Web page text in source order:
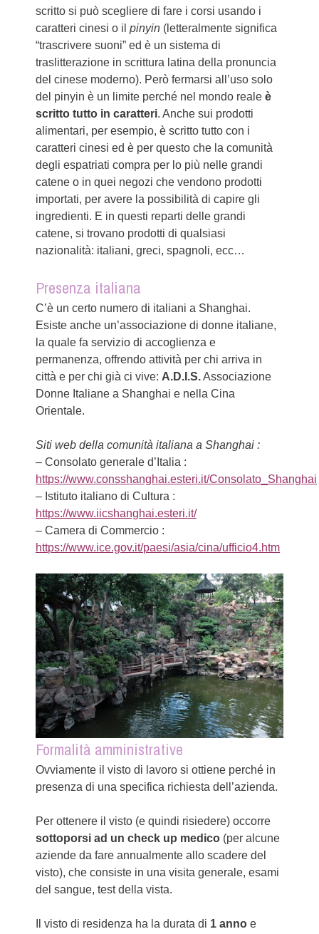
scritto si può scegliere di fare i corsi usando i
caratteri cinesi o ilpinyin (letteralmente significa
“trascrivere suoni” ed è un sistema di
traslitterazione in scrittura latina della pronuncia
del cinese moderno). Però fermarsi all’uso solo
del pinyin è un limite perché nel mondo realeè
scritto tutto in caratteri. Anche sui prodotti
alimentari, per esempio, è scritto tutto con i
caratteri cinesi ed è per questo che la comunità
degli espatriati compra per lo più nelle grandi
catene o in quei negozi che vendono prodotti
importati, per avere la possibilità di capire gli
ingredienti. E in questi reparti delle grandi
catene, si trovano prodotti di qualsiasi
nazionalità: italiani, greci, spagnoli, ecc…
Presenza italiana
C’è un certo numero di italiani a Shanghai.
Esiste anche un’associazione di donne italiane,
la quale fa servizio di accoglienza e
permanenza, offrendo attività per chi arriva in
città e per chi già ci vive: A.D.I.S.Associazione
Donne Italiane a Shanghai e nella Cina
Orientale.
Siti web della comunità italiana a Shanghai :
– Consolato generale d’Italia :
https://www.consshanghai.esteri.it/Consolato_Shanghai
– Istituto italiano di Cultura :
https://www.iicshanghai.esteri.it/
– Camera di Commercio :
https://www.ice.gov.it/paesi/asia/cina/ufficio4.htm
Formalità amministrative
Ovviamente il visto di lavoro si ottiene perché in
presenza di una specifica richiesta dell’azienda.
Per ottenere il visto (e quindi risiedere) occorre
sottoporsi ad un check up medico (per alcune
aziende da fare annualmente allo scadere del
visto), che consiste in una visita generale, esami
del sangue, test della vista.
Il visto di residenza ha la durata di 1 anno e